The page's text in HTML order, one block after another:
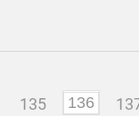
135